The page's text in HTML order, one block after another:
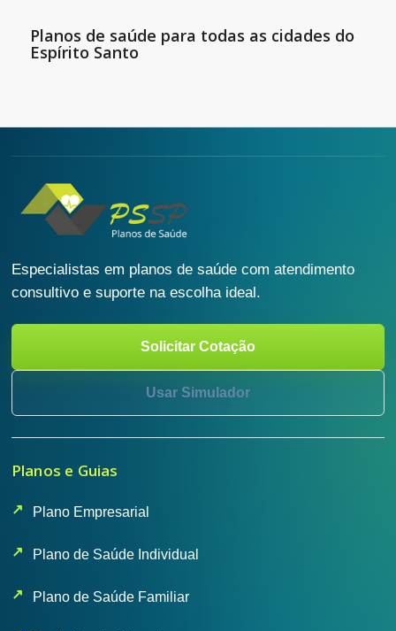
Planos de saúde para todas as cidades do
Espírito Santo
Especialistas em planos de saúde com atendimento
consultivo e suporte na escolha ideal.
Solicitar Cotação
Usar Simulador
Planos e Guias
Plano Empresarial
Plano de Saúde Individual
Plano de Saúde Familiar